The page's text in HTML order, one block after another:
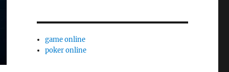
game online
poker online